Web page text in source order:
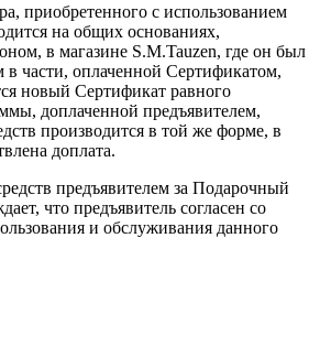
приобретенного с использованием
на общих основаниях,
в магазине S.M.Tauzen, где он был
части, оплаченной Сертификатом,
новый Сертификат равного
доплаченной предъявителем,
производится в той же форме, в
доплата.
предъявителем за Подарочный
что предъявитель согласен со
и обслуживания данного